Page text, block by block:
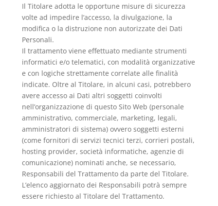
Il Titolare adotta le opportune misure di sicurezza
volte ad impedire l’accesso, la divulgazione, la
modifica o la distruzione non autorizzate dei Dati
Personali.
Il trattamento viene effettuato mediante strumenti
informatici e/o telematici, con modalità organizzative
e con logiche strettamente correlate alle finalità
indicate. Oltre al Titolare, in alcuni casi, potrebbero
avere accesso ai Dati altri soggetti coinvolti
nell’organizzazione di questo Sito Web (personale
amministrativo, commerciale, marketing, legali,
amministratori di sistema) ovvero soggetti esterni
(come fornitori di servizi tecnici terzi, corrieri postali,
hosting provider, società informatiche, agenzie di
comunicazione) nominati anche, se necessario,
Responsabili del Trattamento da parte del Titolare.
L’elenco aggiornato dei Responsabili potrà sempre
essere richiesto al Titolare del Trattamento.